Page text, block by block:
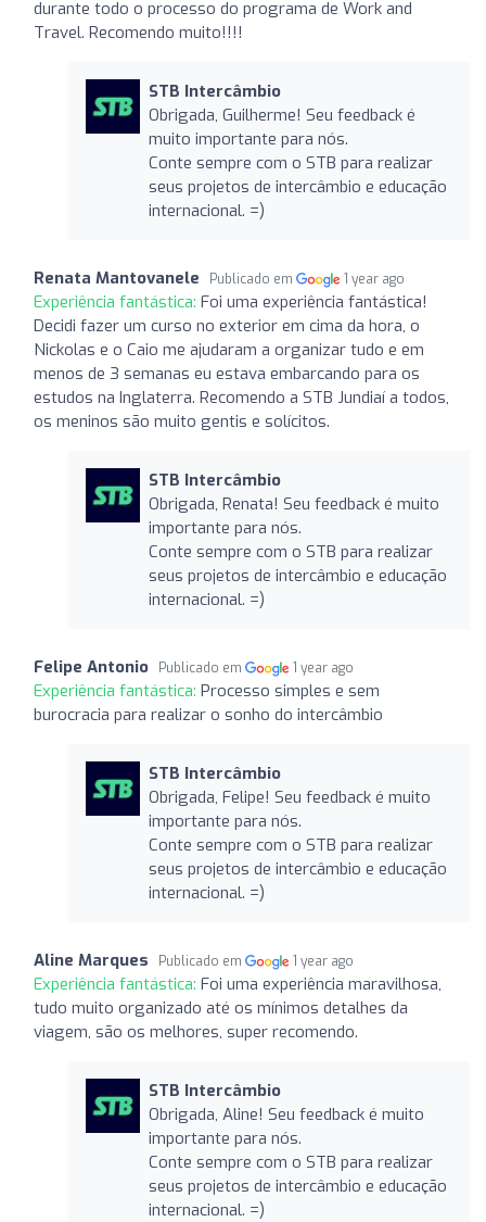
durante todo o processo do programa de Work and
Travel. Recomendo muito!!!!
STB Intercâmbio
Obrigada, Guilherme! Seu feedback é
muito importante para nós.
Conte sempre com o STB para realizar
seus projetos de intercâmbio e educação
internacional. =)
Renata Mantovanele Publicado em 1 year ago
Experiência fantástica: Foi uma experiência fantástica!
Decidi fazer um curso no exterior em cima da hora, o
Nickolas e o Caio me ajudaram a organizar tudo e em
menos de 3 semanas eu estava embarcando para os
estudos na Inglaterra. Recomendo a STB Jundiaí a todos,
os meninos são muito gentis e solícitos.
STB Intercâmbio
Obrigada, Renata! Seu feedback é muito
importante para nós.
Conte sempre com o STB para realizar
seus projetos de intercâmbio e educação
internacional. =)
Felipe Antonio Publicado em 1 year ago
Experiência fantástica: Processo simples e sem
burocracia para realizar o sonho do intercâmbio
STB Intercâmbio
Obrigada, Felipe! Seu feedback é muito
importante para nós.
Conte sempre com o STB para realizar
seus projetos de intercâmbio e educação
internacional. =)
Aline Marques Publicado em 1 year ago
Experiência fantástica: Foi uma experiência maravilhosa,
tudo muito organizado até os mínimos detalhes da
viagem, são os melhores, super recomendo.
STB Intercâmbio
Obrigada, Aline! Seu feedback é muito
importante para nós.
Conte sempre com o STB para realizar
seus projetos de intercâmbio e educação
internacional. =)